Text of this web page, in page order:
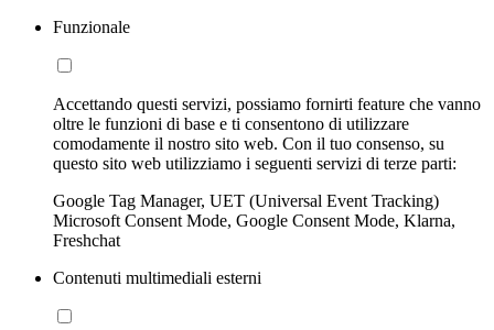
Funzionale
Accettando questi servizi, possiamo fornirti feature che vanno
oltre le funzioni di base e ti consentono di utilizzare
comodamente il nostro sito web. Con il tuo consenso, su
questo sito web utilizziamo i seguenti servizi di terze parti:
Google Tag Manager, UET (Universal Event Tracking)
Microsoft Consent Mode, Google Consent Mode, Klarna,
Freshchat
Contenuti multimediali esterni